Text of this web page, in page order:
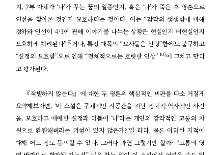
지, 2부 자체가 ‘나’가 꾸는 꿈의 일종인지, 혹은 ‘나’가 죽은 후 영혼으로
인선을 찾아온 것인지 모호하다는 것이다. 이는 “감각의 생생함에 비해
경하와 인선이 4·3에 관해 이야기를 나누는 상황은 현실인지 비현실인지
모호하게 처리된다” 9)거나, 특정 대목의 “묘사들은 선명”함에도 불구하고
“설정의 모호함”으로 인해 “전체적으로는 흐릿한 인상” 10)에 그치고 만다
고 평가된다.
『작별하지 않는다』에 대한 두 평론의 핵심적인 비판을 다소 거칠게
요약해보자면, ‘이 소설은 구체적인 시공간을 지닌 정치적·역사적인 사건
을, 모호하고 애매한 설정과 더불어 ‘나’라는 개인의 감각적인 고통의 차
원으로 환원해버리는 위험이 있지 않은가?’일 터다. 물론 이러한 지적에
대해 어느 정도 동의할 수 있다. 그러나 과연 그렇기만 할까? “고통의 영
11)